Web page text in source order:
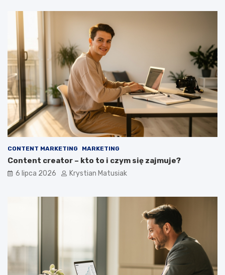
CONTENT MARKETING MARKETING
Content creator – kto to i czym się zajmuje?
6 lipca 2026 Krystian Matusiak